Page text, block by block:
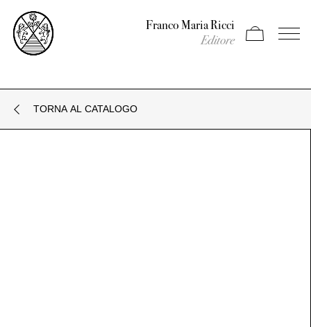
Franco Maria Ricci
Editore Apri carrello
Apri il
TORNA AL CATALOGO